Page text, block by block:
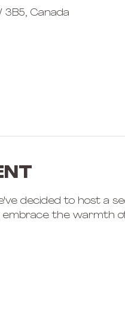
3B5, Canada
decided to host a
the warmth